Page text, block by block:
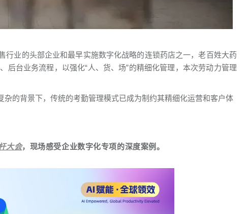
业的头部企业和最早实施数字化战略的连锁药店之一，老百姓大药
后台业务流程，以强化“人、货、场”的精细化管理，本次劳动力管理
的背景下，传统的考勤管理模式已成为制约其精细化运营和客户体
大会，现场感受企业数字化专项的深度案例。